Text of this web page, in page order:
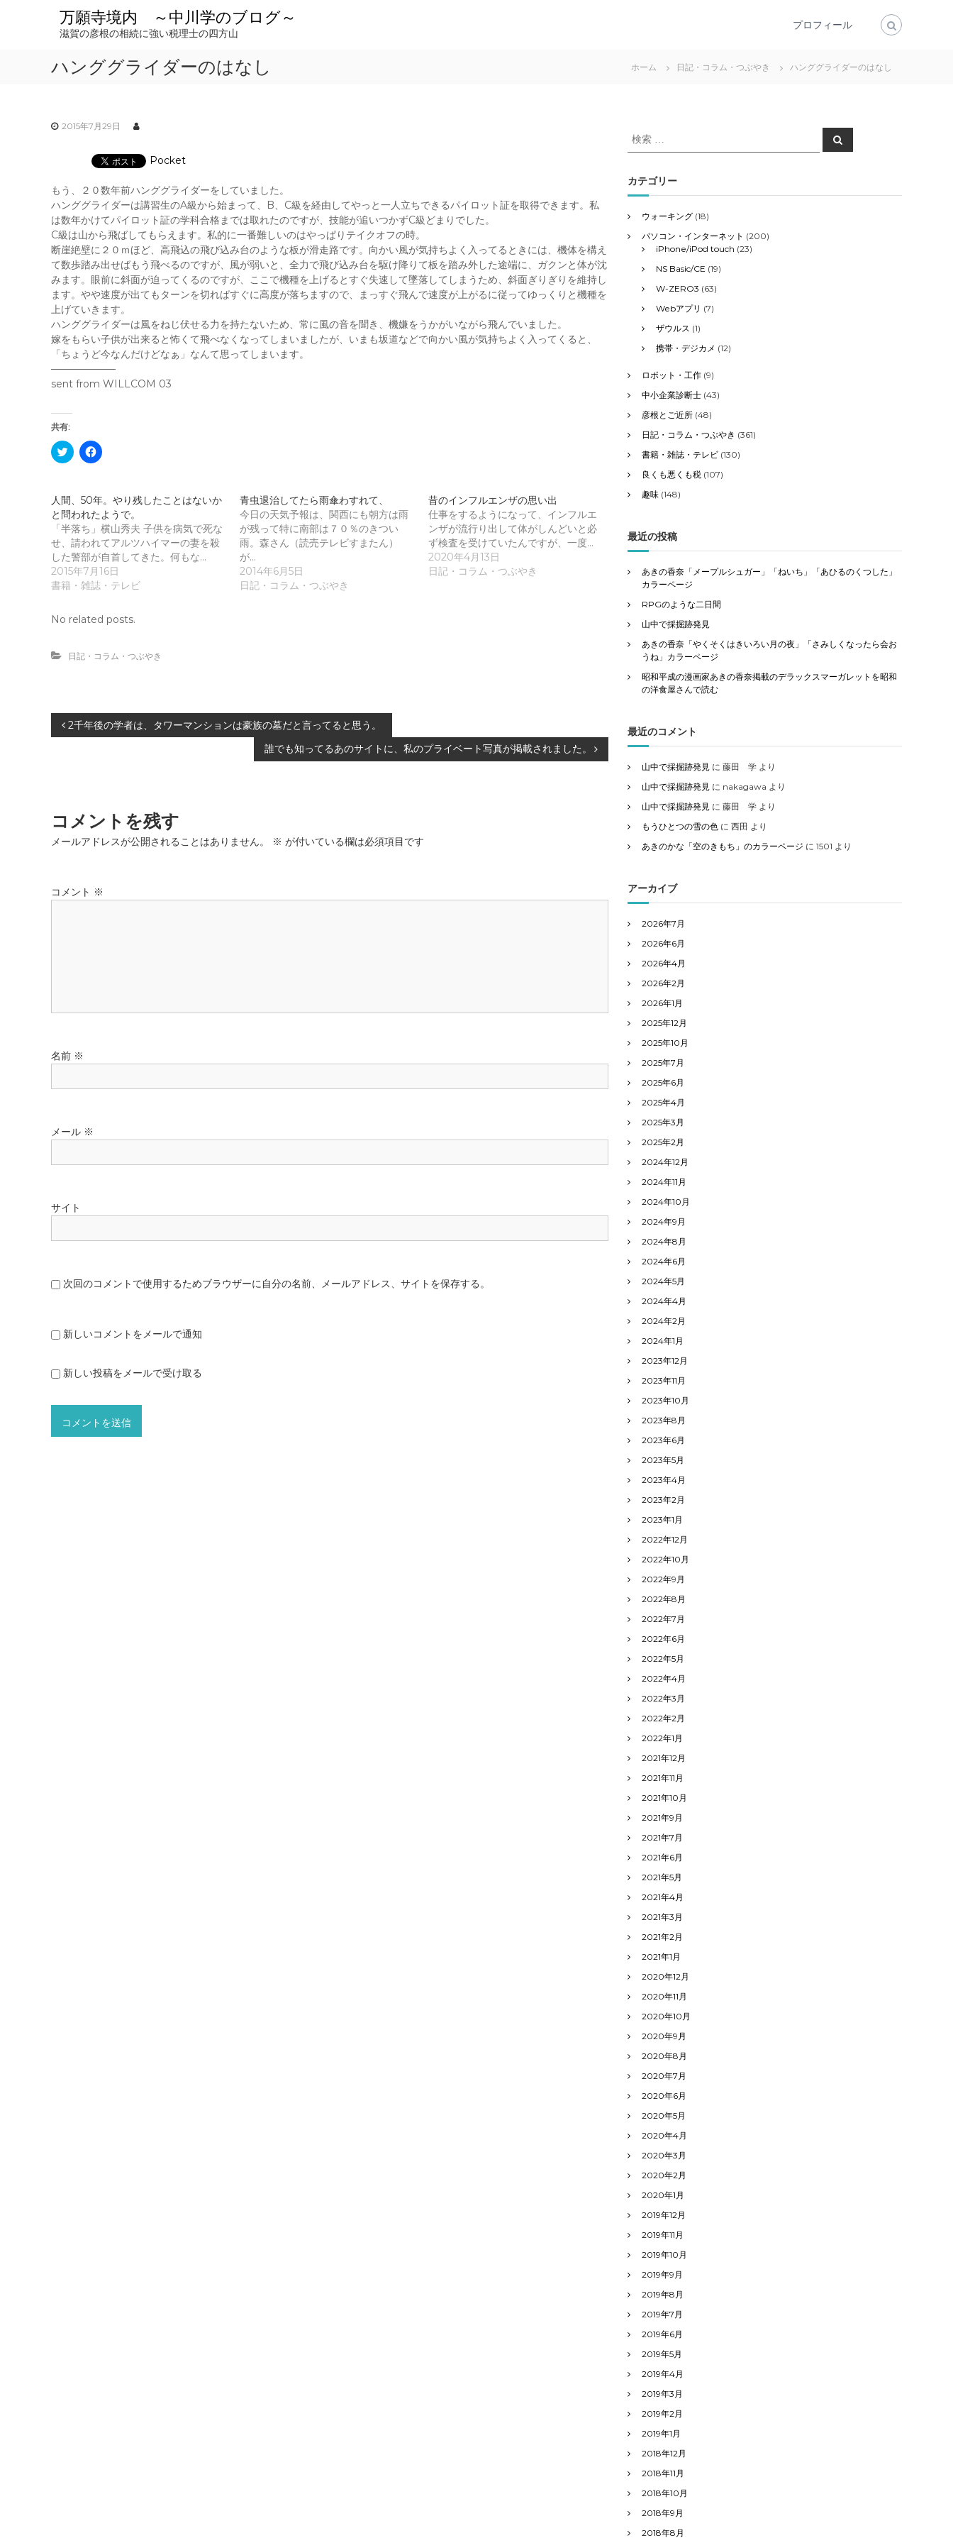
万願寺境内 ～中川学のブログ～
滋賀の彦根の相続に強い税理士の四方山
プロフィール
ハンググライダーのはなし ホーム 日記・コラム・つぶやき ハンググライダーのはなし
2015年7月29日
Pocket
もう、２０数年前ハンググライダーをしていました。
ハンググライダーは講習生のA級から始まって、B、C級を経由してやっと一人立ちできるパイロット証を取得できます。私
は数年かけてパイロット証の学科合格までは取れたのですが、技能が追いつかずC級どまりでした。
C級は山から飛ばしてもらえます。私的に一番難しいのはやっぱりテイクオフの時。
断崖絶壁に２０ｍほど、高飛込の飛び込み台のような板が滑走路です。向かい風が気持ちよく入ってるときには、機体を構え
て数歩踏み出せばもう飛べるのですが、風が弱いと、全力で飛び込み台を駆け降りて板を踏み外した途端に、ガクンと体が沈
みます。眼前に斜面が迫ってくるのですが、ここで機種を上げるとすぐ失速して墜落してしまうため、斜面ぎりぎりを維持し
ます。やや速度が出てもターンを切ればすぐに高度が落ちますので、まっすぐ飛んで速度が上がるに従ってゆっくりと機種を
上げていきます。
ハンググライダーは風をねじ伏せる力を持たないため、常に風の音を聞き、機嫌をうかがいながら飛んでいました。
嫁をもらい子供が出来ると怖くて飛べなくなってしまいましたが、いまも坂道などで向かい風が気持ちよく入ってくると、
「ちょうど今なんだけどなぁ」なんて思ってしまいます。
——————–
sent from WILLCOM 03
共有:
ク
リ
て
T
w
i
t
t
e
r
で
共
有
し
い
ン
ド
す
)
F
a
o
o
k
で
共
有
す
る
に
は
ク
ク
し
だ
さ
ウ
ィ
ン
人間、50年。やり残したことはないか
と問われたようで。
「半落ち」横山秀夫 子供を病気で死な
せ、請われてアルツハイマーの妻を殺
した警部が自首してきた。何もな…
2015年7月16日
書籍・雑誌・テレビ
青虫退治してたら雨傘わすれて、
今日の天気予報は、関西にも朝方は雨
が残って特に南部は７０％のきつい
雨。森さん（読売テレビすまたん）
が…
2014年6月5日
日記・コラム・つぶやき
昔のインフルエンザの思い出
仕事をするようになって、インフルエ
ンザが流行り出して体がしんどいと必
ず検査を受けていたんですが、一度…
2020年4月13日
日記・コラム・つぶやき
No related posts.
日記・コラム・つぶやき
投
ビ
ー
2千年後の学者は、タワーマンションは豪族の墓だと言ってると思う。
誰でも知ってるあのサイトに、私のプライベート写真が掲載されました。
コメントを残す
メールアドレスが公開されることはありません。 ※ が付いている欄は必須項目です
コメント ※
名前 ※
メール ※
サイト
次回のコメントで使用するためブラウザーに自分の名前、メールアドレス、サイトを保存する。
新しいコメントをメールで通知
新しい投稿をメールで受け取る
検
索
象
:
検
索
カテゴリー
ウォーキング (18)
パソコン・インターネット (200)
iPhone/iPod touch (23)
NS Basic/CE (19)
W-ZERO3 (63)
Webアプリ (7)
ザウルス (1)
携帯・デジカメ (12)
ロボット・工作 (9)
中小企業診断士 (43)
彦根とご近所 (48)
日記・コラム・つぶやき (361)
書籍・雑誌・テレビ (130)
良くも悪くも税 (107)
趣味 (148)
最近の投稿
あきの香奈「メープルシュガー」「ねいち」「あひるのくつした」
カラーページ
RPGのような二日間
山中で採掘跡発見
あきの香奈「やくそくはきいろい月の夜」「さみしくなったら会お
うね」カラーページ
昭和平成の漫画家あきの香奈掲載のデラックスマーガレットを昭和
の洋食屋さんで読む
最近のコメント
山中で採掘跡発見 に藤田 学 より
山中で採掘跡発見 に nakagawa より
山中で採掘跡発見 に藤田 学 より
もうひとつの雪の色 に西田 より
あきのかな「空のきもち」のカラーページ に1501 より
アーカイブ
2026年7月
2026年6月
2026年4月
2026年2月
2026年1月
2025年12月
2025年10月
2025年7月
2025年6月
2025年4月
2025年3月
2025年2月
2024年12月
2024年11月
2024年10月
2024年9月
2024年8月
2024年6月
2024年5月
2024年4月
2024年2月
2024年1月
2023年12月
2023年11月
2023年10月
2023年8月
2023年6月
2023年5月
2023年4月
2023年2月
2023年1月
2022年12月
2022年10月
2022年9月
2022年8月
2022年7月
2022年6月
2022年5月
2022年4月
2022年3月
2022年2月
2022年1月
2021年12月
2021年11月
2021年10月
2021年9月
2021年7月
2021年6月
2021年5月
2021年4月
2021年3月
2021年2月
2021年1月
2020年12月
2020年11月
2020年10月
2020年9月
2020年8月
2020年7月
2020年6月
2020年5月
2020年4月
2020年3月
2020年2月
2020年1月
2019年12月
2019年11月
2019年10月
2019年9月
2019年8月
2019年7月
2019年6月
2019年5月
2019年4月
2019年3月
2019年2月
2019年1月
2018年12月
2018年11月
2018年10月
2018年9月
2018年8月